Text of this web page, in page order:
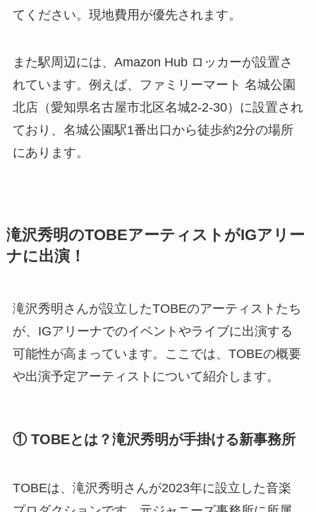
てください。現地費用が優先されます。
また駅周辺には、Amazon Hub ロッカーが設置さ
れています。例えば、ファミリーマート 名城公園
北店（愛知県名古屋市北区名城2-2-30）に設置され
ており、名城公園駅1番出口から徒歩約2分の場所
にあります。
滝沢秀明のTOBEアーティストがIGアリー
ナに出演！
滝沢秀明さんが設立したTOBEのアーティストたち
が、IGアリーナでのイベントやライブに出演する
可能性が高まっています。ここでは、TOBEの概要
や出演予定アーティストについて紹介します。
① TOBEとは？滝沢秀明が手掛ける新事務所
TOBEは、滝沢秀明さんが2023年に設立した音楽